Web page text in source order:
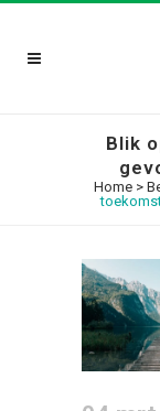
Blik
Home>